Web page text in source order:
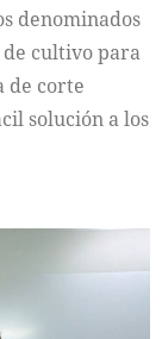
denominados
cultivo para
de corte
solución a los